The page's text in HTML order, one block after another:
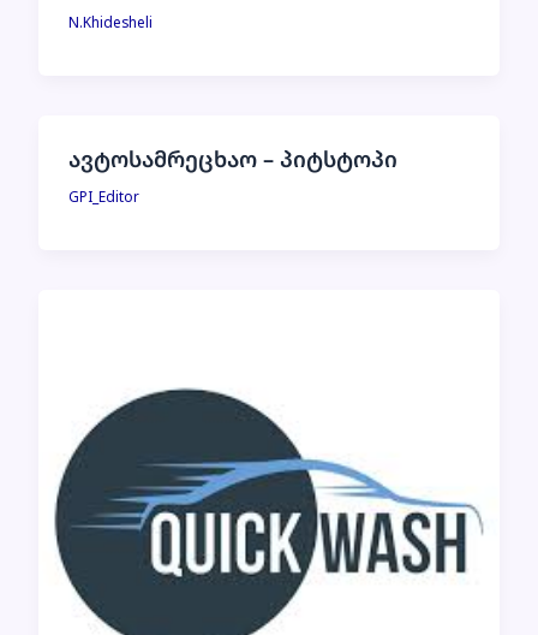
N.Khidesheli
ავტოსამრეცხაო – პიტსტოპი
GPI_Editor